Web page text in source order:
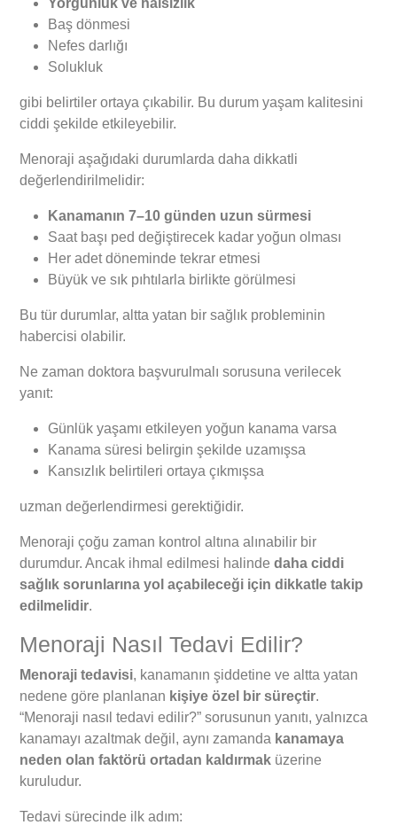
Baş dönmesi
Nefes darlığı
Solukluk
gibi belirtiler ortaya çıkabilir. Bu durum yaşam kalitesini
ciddi şekilde etkileyebilir.
Menoraji aşağıdaki durumlarda daha dikkatli
değerlendirilmelidir:
Kanamanın 7–10 günden uzun sürmesi
Saat başı ped değiştirecek kadar yoğun olması
Her adet döneminde tekrar etmesi
Büyük ve sık pıhtılarla birlikte görülmesi
Bu tür durumlar, altta yatan bir sağlık probleminin
habercisi olabilir.
Ne zaman doktora başvurulmalı sorusuna verilecek
yanıt:
Günlük yaşamı etkileyen yoğun kanama varsa
Kanama süresi belirgin şekilde uzamışsa
Kansızlık belirtileri ortaya çıkmışsa
uzman değerlendirmesi gerektiğidir.
Menoraji çoğu zaman kontrol altına alınabilir bir
durumdur. Ancak ihmal edilmesi halinde daha ciddi
sağlık sorunlarına yol açabileceği için dikkatle takip
edilmelidir.
Menoraji Nasıl Tedavi Edilir?
Menoraji tedavisi, kanamanın şiddetine ve altta yatan
nedene göre planlanan kişiye özel bir süreçtir.
“Menoraji nasıl tedavi edilir?” sorusunun yanıtı, yalnızca
kanamayı azaltmak değil, aynı zamanda kanamaya
neden olan faktörü ortadan kaldırmak üzerine
kuruludur.
Tedavi sürecinde ilk adım: